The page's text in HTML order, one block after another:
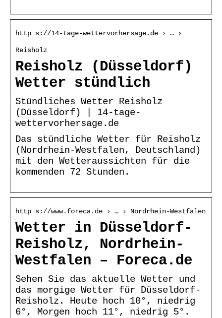
http s://14-tage-wettervorhersage.de › … ›
Reisholz
Reisholz (Düsseldorf)
Wetter stündlich
Stündliches Wetter Reisholz
(Düsseldorf) | 14-tage-
wettervorhersage.de
Das stündliche Wetter für Reisholz
(Nordrhein-Westfalen, Deutschland)
mit den Wetteraussichten für die
kommenden 72 Stunden.
http s://www.foreca.de › … › Nordrhein-Westfalen
Wetter in Düsseldorf-
Reisholz, Nordrhein-
Westfalen – Foreca.de
Sehen Sie das aktuelle Wetter und
das morgige Wetter für Düsseldorf-
Reisholz. Heute hoch 10°, niedrig
6°, Morgen hoch 11°, niedrig 5°.